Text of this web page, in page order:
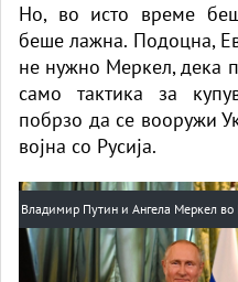
Но, во исто време
беше лажна. Подоцна,
не нужно Меркел, дека
само тактика за
побрзо да се вооружи
војна со Русија.
Владимир Путин и Ангела Меркел